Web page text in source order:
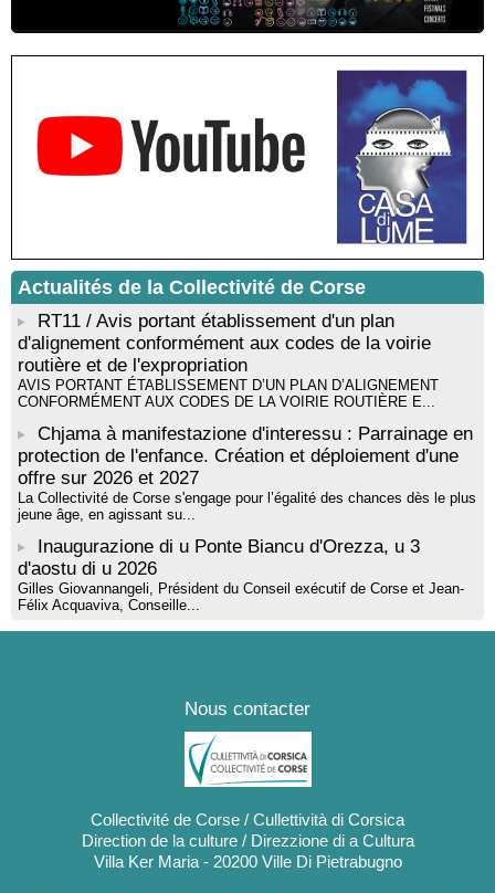
Résidence d’écriture et de recherche de l’écrivaine Cécilia
Castelli - Institut Mémoires de l'Edition Contemporaine - Caen /
Médiathèque de Castagniccia Mare et Monti - I Fulelli
Rencontre / dédicace avec Lucrèce Luciani autour de son
livre « La ballade du pendu du Niolu» - Mediateca territuriale di
Santa Lucia di Tallà
Mise en musique d’un livre jeunesse par Annik Meschinet,
musicienne pédagogue : Ateliers d’expression sonore, vocale,
rythmique et corporelle - Mediateca territuriale di Santa Lucia di
! Événement reporté ! Cycle de conférences peinture animé
par Alexandre Dominati - Mediateca territuriale di Santa Lucia di
Tallà
Actualités de la Collectivité de Corse
RT11 / Avis portant établissement d'un plan
d'alignement conformément aux codes de la voirie
routière et de l'expropriation
AVIS PORTANT ÉTABLISSEMENT D’UN PLAN D’ALIGNEMENT
CONFORMÉMENT AUX CODES DE LA VOIRIE ROUTIÈRE E...
Chjama à manifestazione d'interessu : Parrainage en
protection de l'enfance. Création et déploiement d'une
offre sur 2026 et 2027
La Collectivité de Corse s'engage pour l’égalité des chances dès le plus
jeune âge, en agissant su...
Inaugurazione di u Ponte Biancu d'Orezza, u 3
d'aostu di u 2026
Gilles Giovannangeli, Président du Conseil exécutif de Corse et Jean-
Félix Acquaviva, Conseille...
Nous contacter
Collectivité de Corse / Cullettività di Corsica
Direction de la culture / Direzzione di a Cultura
Villa Ker Maria - 20200 Ville Di Pietrabugno